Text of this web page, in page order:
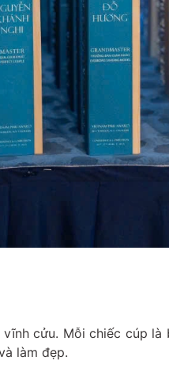
cửu. Mỗi chiếc cúp là
làm đẹp.